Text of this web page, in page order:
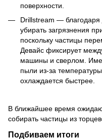
поверхности.
Drillstream —
убирать загрязнения
поскольку частицы
Девайс фиксирует
машины и сверлом.
пыли из-за
охлаждается быстрее.
В ближайшее время
собирать частицы из
Подбиваем итоги